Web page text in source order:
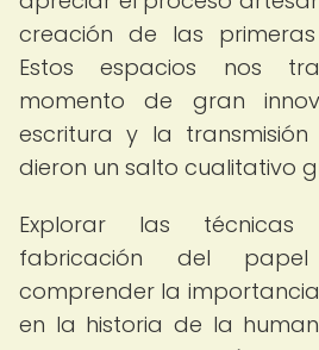
creación de las
Estos espacios nos
momento de gran
escritura y la transmisión
dieron un salto cualitativo
Explorar las técnicas
fabricación del
comprender la
en la historia de la